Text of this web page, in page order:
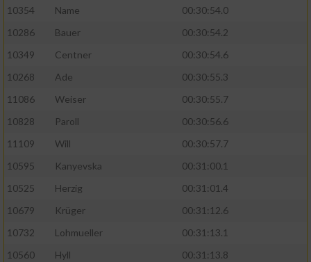
10354
Name
00:30:54.0
10286
Bauer
00:30:54.2
10349
Centner
00:30:54.6
10268
Ade
00:30:55.3
11086
Weiser
00:30:55.7
10828
Paroll
00:30:56.6
11109
Will
00:30:57.7
10595
Kanyevska
00:31:00.1
10525
Herzig
00:31:01.4
10679
Krüger
00:31:12.6
10732
Lohmueller
00:31:13.1
10560
Hyll
00:31:13.8